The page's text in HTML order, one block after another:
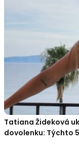
Tatiana Žideková
dovolenku: Týchto